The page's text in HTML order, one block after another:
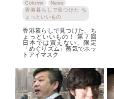
Column
News
香港暮らしで見つけた ち
ょっといいもの
香港暮らしで見つけた、ち
ょっといいもの！ 第７回
日本では買えない、限定
「めぐりズム」蒸気でホッ
トアイマスク